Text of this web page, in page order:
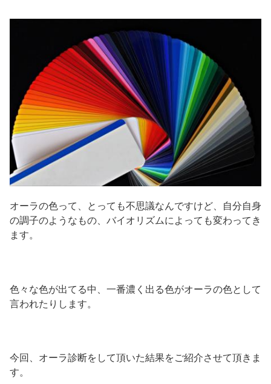
オーラの色って、とっても不思議なんですけど、自分自身
の調子のようなもの、バイオリズムによっても変わってき
ます。
色々な色が出てる中、一番濃く出る色がオーラの色として
言われたりします。
今回、オーラ診断をして頂いた結果をご紹介させて頂きま
す。